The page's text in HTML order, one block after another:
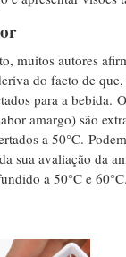
muitos autores
do facto de
para a bebida.
amargo) são
a 50°C.
sua avaliação da
a 50°C e 60°C.